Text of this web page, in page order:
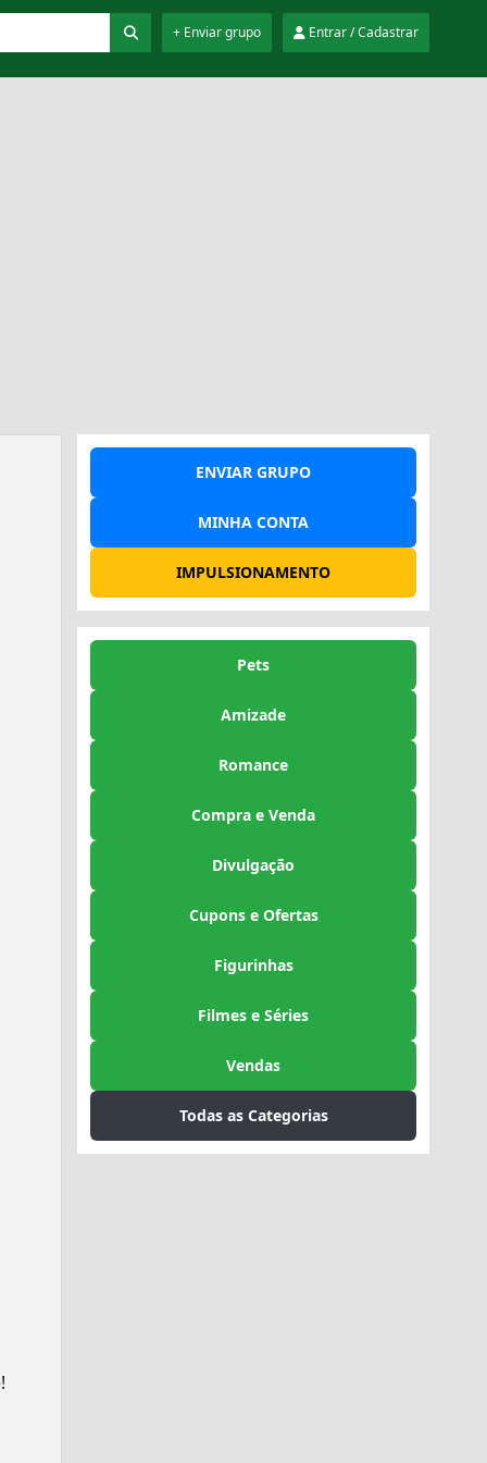
Entrar / Cadastrar
+ Enviar grupo
ENVIAR GRUPO
MINHA CONTA
IMPULSIONAMENTO
Pets
Amizade
Romance
Compra e Venda
Divulgação
Cupons e Ofertas
Figurinhas
Filmes e Séries
Vendas
Todas as Categorias